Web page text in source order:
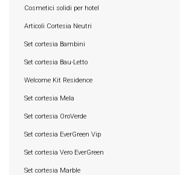
Cosmetici solidi per hotel
Articoli Cortesia Neutri
Set cortesia Bambini
Set cortesia Bau-Letto
Welcome Kit Residence
Set cortesia Mela
Set cortesia OroVerde
Set cortesia EverGreen Vip
Set cortesia Vero EverGreen
Set cortesia Marble